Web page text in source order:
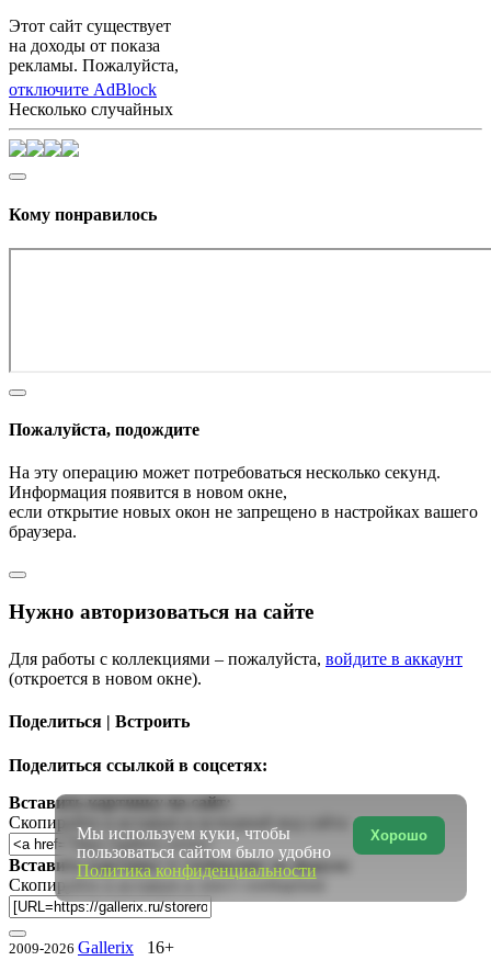
Этот сайт существует
на доходы от показа
рекламы. Пожалуйста,
отключите AdBlock
Несколько случайных
Кому понравилось
Пожалуйста, подождите
На эту операцию может потребоваться несколько секунд.
Информация появится в новом окне,
если открытие новых окон не запрещено в настройках вашего
браузера.
Нужно авторизоваться на сайте
Для работы с коллекциями – пожалуйста, войдите в аккаунт
(откроется в новом окне).
Поделиться | Встроить
Поделиться ссылкой в соцсетях:
Вставить картинку на сайт:
Скопируйте и вставьте в исходный код сайта
Вставить картинку в сообщение на форум:
Скопируйте и вставьте в текст сообщения
2009-2026 Gallerix 16+
Хорошо
Мы используем куки, чтобы
пользоваться сайтом было удобно
Политика конфиденциальности